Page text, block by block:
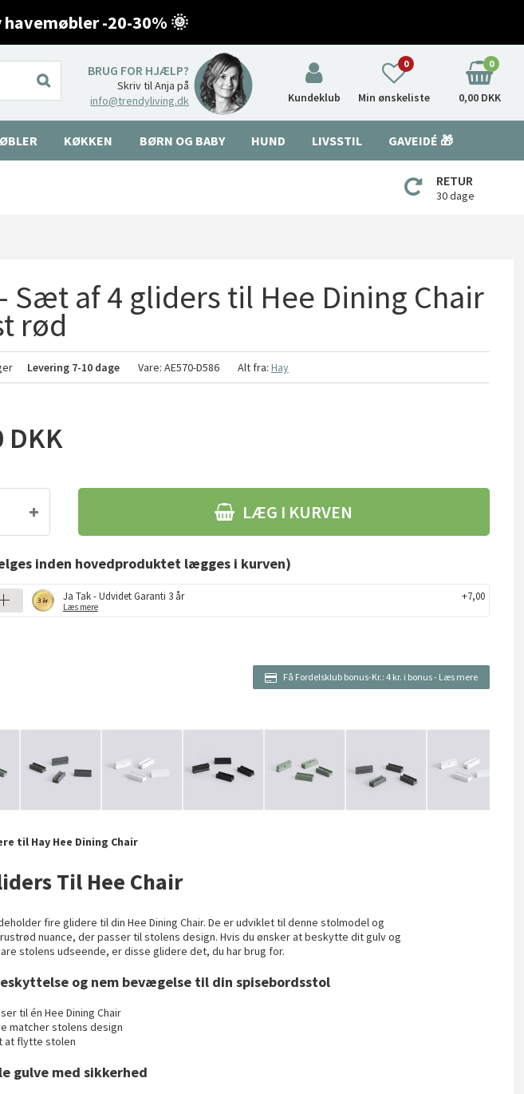
-20-30% 🌞
BRUG FOR HJÆLP?
Skriv til Anja på
info@trendyliving.dk
Kundeklub Min ønskeliste
0 0
0,00 DKK
KØKKEN BØRN OG BABY HUND LIVSSTIL GAVEIDÉ 🎁
RETUR
30 dage
- Sæt af 4 gliders til Hee Dining Chair
rød
Levering 7-10 dage Vare: AE570-D586 Alt fra: Hay
DKK
LÆG I KURVEN
inden hovedproduktet lægges i kurven)
Ja Tak - Udvidet Garanti 3 år
Læs mere
+7,00
Få Fordelsklub bonus-Kr.: 4 kr. i bonus- Læs mere
til Hay Hee Dining Chair
Til Hee Chair
fire glidere til din Hee Dining Chair. De er udviklet til denne stolmodel og
nuance, der passer til stolens design. Hvis du ønsker at beskytte dit gulv og
stolens udseende, er disse glidere det, du har brug for.
og nem bevægelse til din spisebordsstol
til én Hee Dining Chair
matcher stolens design
at flytte stolen
gulve med sikkerhed